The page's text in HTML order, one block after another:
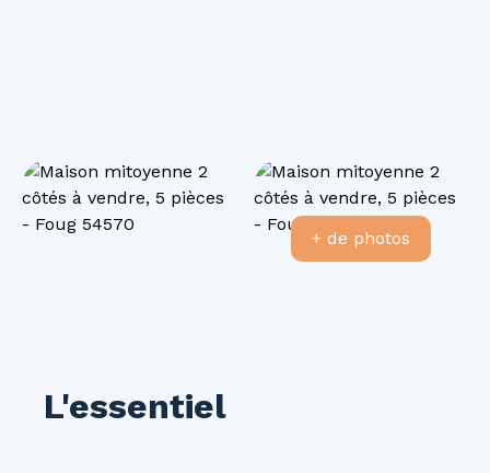
+ de photos
L'essentiel